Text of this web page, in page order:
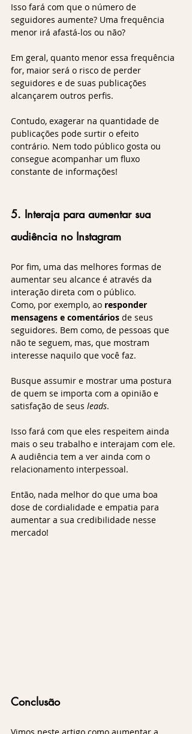
Isso fará com que o número de
seguidores aumente? Uma frequência
menor irá afastá-los ou não?
Em geral, quanto menor essa frequência
for, maior será o risco de perder
seguidores e de suas publicações
alcançarem outros perfis.
Contudo, exagerar na quantidade de
publicações pode surtir o efeito
contrário. Nem todo público gosta ou
consegue acompanhar um fluxo
constante de informações!
5. Interaja para aumentar sua
audiência no Instagram
Por fim, uma das melhores formas de
aumentar seu alcance é através da
interação direta com o público.
Como, por exemplo, ao responder
mensagens e comentários de seus
seguidores. Bem como, de pessoas que
não te seguem, mas, que mostram
interesse naquilo que você faz.
Busque assumir e mostrar uma postura
de quem se importa com a opinião e
satisfação de seus leads.
Isso fará com que eles respeitem ainda
mais o seu trabalho e interajam com ele.
A audiência tem a ver ainda com o
relacionamento interpessoal.
Então, nada melhor do que uma boa
dose de cordialidade e empatia para
aumentar a sua credibilidade nesse
mercado!
Conclusão